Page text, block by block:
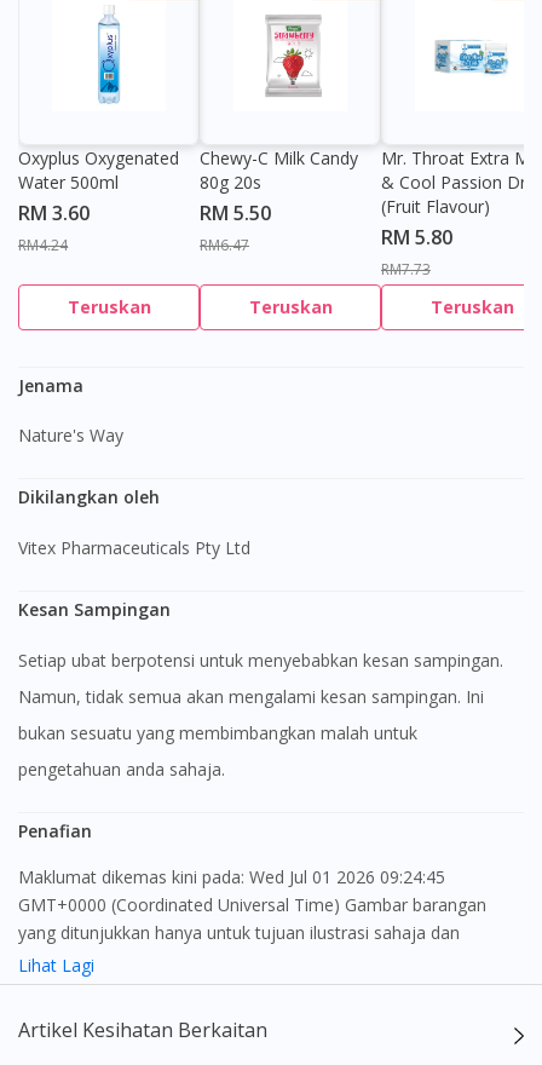
Visit DoctorOnCall Singapore
Oxyplus Oxygenated
Water 500ml
RM 3.60
RM4.24
Teruskan
Chewy-C Milk Candy
80g 20s
RM 5.50
RM6.47
Teruskan
Mr. Throat Extra
& Cool Passion
(Fruit Flavour)
RM 5.80
RM7.73
Teruskan
Jenama
Nature's Way
Dikilangkan oleh
Vitex Pharmaceuticals Pty Ltd
Kesan Sampingan
Setiap ubat berpotensi untuk menyebabkan kesan sampingan.
Namun, tidak semua akan mengalami kesan sampingan. Ini
bukan sesuatu yang membimbangkan malah untuk
pengetahuan anda sahaja.
Penafian
Maklumat dikemas kini pada: Wed Jul 01 2026 09:24:45
GMT+0000 (Coordinated Universal Time) Gambar barangan
yang ditunjukkan hanya untuk tujuan ilustrasi sahaja dan
mungkin tidak seperti produk yang sebenar
maklumat sahaja, bagi kegunaan para pengamal perubatan dan
Lihat Lagi
Artikel Kesihatan Berkaitan